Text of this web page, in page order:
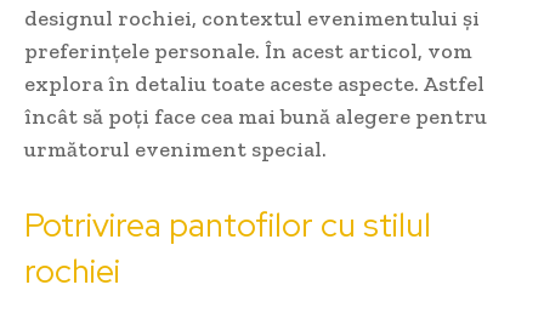
designul rochiei, contextul evenimentului și
preferințele personale. În acest articol, vom
explora în detaliu toate aceste aspecte. Astfel
încât să poți face cea mai bună alegere pentru
următorul eveniment special.
Potrivirea pantofilor cu stilul
rochiei